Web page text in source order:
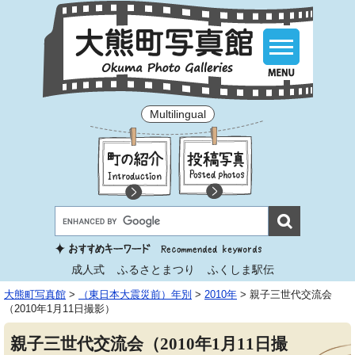
Multilingual
成人式 ふるさとまつり ふくしま駅伝
大熊町写真館 > （東日本大震災前）年別 > 2010年 > 親子三世代交流会
（2010年1月11日撮影）
親子三世代交流会（2010年1月11日撮